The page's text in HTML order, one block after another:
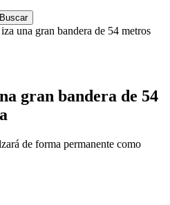
una gran bandera de 54 metros
gran bandera de 54
de forma permanente como